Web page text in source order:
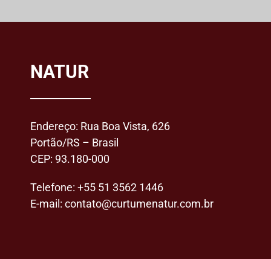
NATUR
Endereço: Rua Boa Vista, 626
Portão/RS – Brasil
CEP: 93.180-000
Telefone: +55 51 3562 1446
E-mail: contato@curtumenatur.com.br